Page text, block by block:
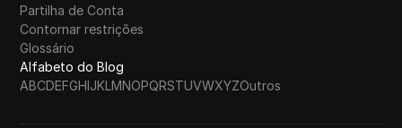
Partilha de Conta
Contornar restrições
Glossário
Alfabeto do Blog
ABCDEFGHIJKLMNOPQRSTUVWXYZOutros